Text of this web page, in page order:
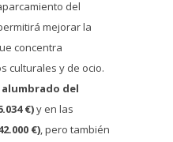
del
mejorar la
concentra
culturales y de ocio.
alumbrado del
€)y en las
€), pero también